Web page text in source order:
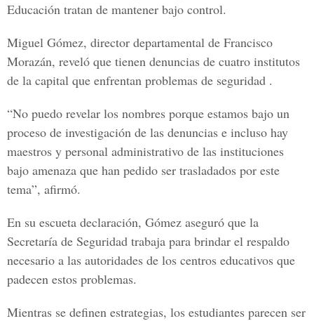
Educación tratan de mantener bajo control.
Miguel Gómez, director departamental de Francisco
Morazán, reveló que tienen denuncias de cuatro institutos
de la capital que enfrentan problemas de seguridad .
“No puedo revelar los nombres porque estamos bajo un
proceso de investigación de las denuncias e incluso hay
maestros y personal administrativo de las instituciones
bajo amenaza que han pedido ser trasladados por este
tema”, afirmó.
En su escueta declaración, Gómez aseguró que la
Secretaría de Seguridad trabaja para brindar el respaldo
necesario a las autoridades de los centros educativos que
padecen estos problemas.
Mientras se definen estrategias, los estudiantes parecen ser